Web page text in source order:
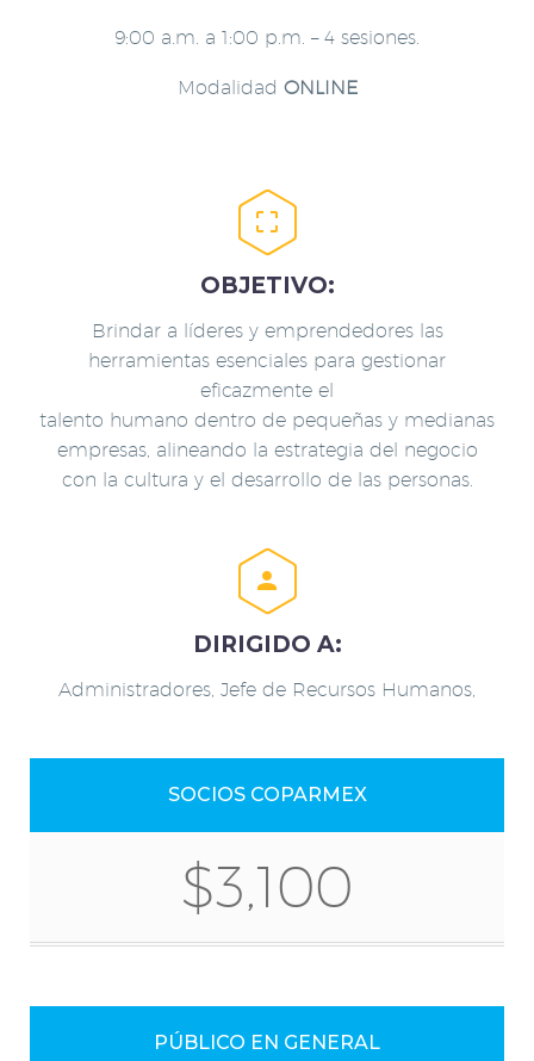
9:00 a.m. a 1:00 p.m. – 4 sesiones.
Modalidad ONLINE


OBJETIVO:
Brindar a líderes y emprendedores las
herramientas esenciales para gestionar
eficazmente el
talento humano dentro de pequeñas y medianas
empresas, alineando la estrategia del negocio
con la cultura y el desarrollo de las personas.


DIRIGIDO A:
Administradores, Jefe de Recursos Humanos,
SOCIOS COPARMEX
$3,100
PÚBLICO EN GENERAL